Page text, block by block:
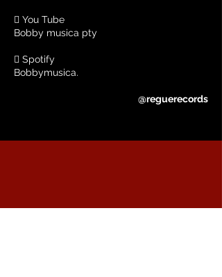
 You Tube
Bobby musica pty
 Spotify
Bobbymusica.
@reguerecords